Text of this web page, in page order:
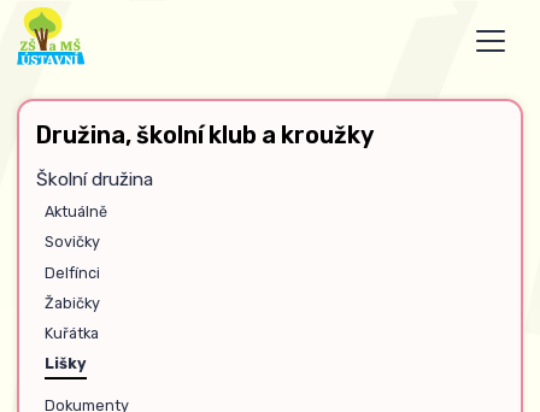
Družina, školní klub a kroužky
Školní družina
Aktuálně
Sovičky
Delfínci
Žabičky
Kuřátka
Lišky
Dokumenty